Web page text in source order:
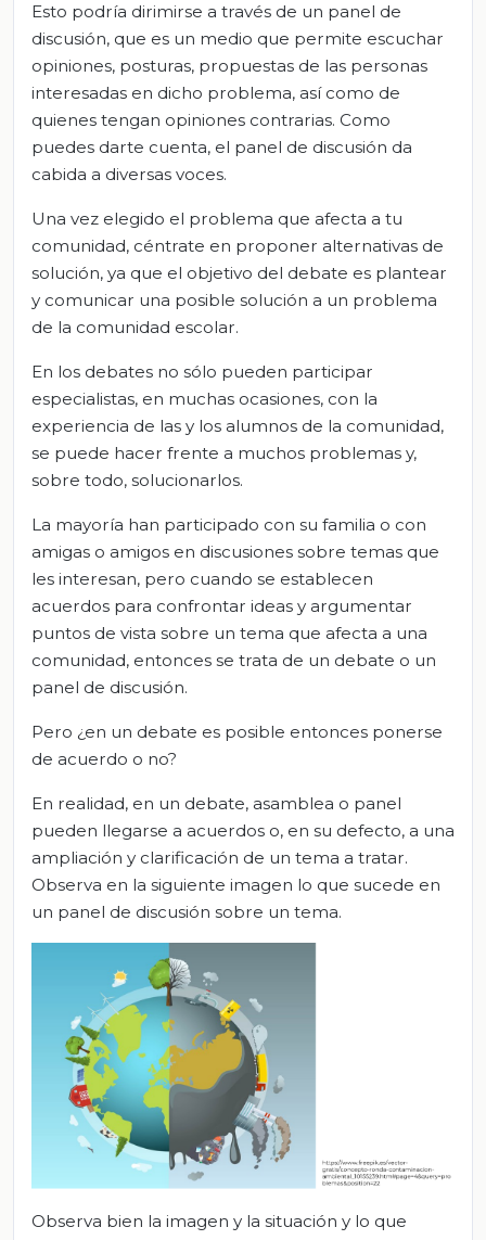
Esto podría dirimirse a través de un panel de
discusión, que es un medio que permite escuchar
opiniones, posturas, propuestas de las personas
interesadas en dicho problema, así como de
quienes tengan opiniones contrarias. Como
puedes darte cuenta, el panel de discusión da
cabida a diversas voces.
Una vez elegido el problema que afecta a tu
comunidad, céntrate en proponer alternativas de
solución, ya que el objetivo del debate es plantear
y comunicar una posible solución a un problema
de la comunidad escolar.
En los debates no sólo pueden participar
especialistas, en muchas ocasiones, con la
experiencia de las y los alumnos de la comunidad,
se puede hacer frente a muchos problemas y,
sobre todo, solucionarlos.
La mayoría han participado con su familia o con
amigas o amigos en discusiones sobre temas que
les interesan, pero cuando se establecen
acuerdos para confrontar ideas y argumentar
puntos de vista sobre un tema que afecta a una
comunidad, entonces se trata de un debate o un
panel de discusión.
Pero ¿en un debate es posible entonces ponerse
de acuerdo o no?
En realidad, en un debate, asamblea o panel
pueden llegarse a acuerdos o, en su defecto, a una
ampliación y clarificación de un tema a tratar.
Observa en la siguiente imagen lo que sucede en
un panel de discusión sobre un tema.
Observa bien la imagen y la situación y lo que